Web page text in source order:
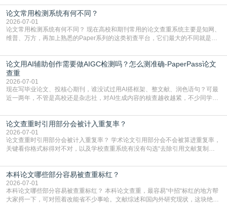
但很多人忽略了，AI生成的内容天生带有重复风险——训练AI的数据集本身就包
含大量已公开的学术内容、网络原创内容，AI输出内容时很容易无意识拼接出重
复片
论文常用检测系统有何不同？
2026-07-01
论文常用检测系统有何不同？ 现在高校和期刊常用的论文查重系统主要是知网、
维普、万方，再加上熟悉的Paper系列的这类初查平台，它们最大的不同就是数
查数值误导。知网（CNKI）是学校定稿检测的绝对主流。本科用PMLC，含大学
生联合比对库，能比历届学长论文，硕博用VIP/TMLC，含学术论文联合比对
库，期刊投稿用AMLMC/SML
论文用AI辅助创作需要做AIGC检测吗？怎么测准确-PaperPass论文
查重
2026-07-01
现在写毕业论文、投核心期刊，谁没试过用AI搭框架、整文献、润色语句？可最
近一两年，不管是高校还是杂志社，对AI生成内容的核查越收越紧，不少同学投
真的太亏。提前做AIGC检测，已经成了很多过来人交稿前必做的一步。为什么
AIGC检测成了论文答辩投稿前的必备项？可能还有不少人觉得，我就用AI搭了个
框架，内容都是自己写的，至于做AIG
论文查重时引用部分会被计入重复率？
2026-07-01
论文查重时引用部分会被计入重复率？ 学术论文引用部分会不会被算进重复率，
关键看你格式标得对不对，以及学校查重系统有没有勾选“去除引用文献复制
独占一行，每条文献用[1][2]方括号编号、与正文一一对应，著录项符合GB/T
7714（作者、题名、刊名、年、卷期、页码齐全，标点用半角）；查重系统识别
成功后通常把这段标为引用，
本科论文哪些部分容易被查重标红？
2026-07-01
本科论文哪些部分容易被查重标红？ 本科论文查重，最容易“中招“标红的地方帮
大家捋一下，可对照着改能省不少事哈。文献综述和国内外研究现状，这块绝对